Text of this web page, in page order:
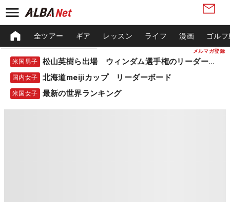
メルマガ登録
全ツアー ギア レッスン ライフ 漫画 ゴル
米国男子 松山英樹ら出場 ウィンダム選手権のリーダーボード
国内女子 北海道meijiカップ リーダーボード
米国女子 最新の世界ランキング